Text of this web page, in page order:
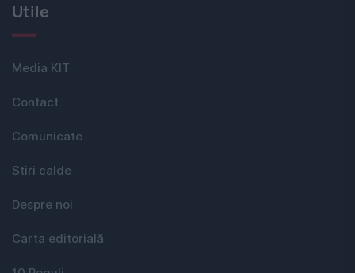
Utile
Media KIT
Contact
Comunicate
Stiri calde
Despre noi
Carta editorială